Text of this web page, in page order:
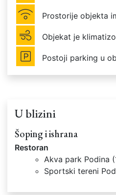
Prostorije objekta
Objekat je
Postoji parking u
U blizini
Šoping i ishrana
Restoran
Akva park Podina
Sportski tereni